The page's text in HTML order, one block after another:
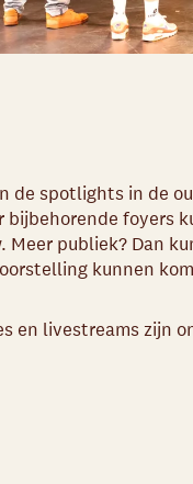
de spotlights in de
bijbehorende foyers
publiek? Dan
kunnen
en livestreams zijn